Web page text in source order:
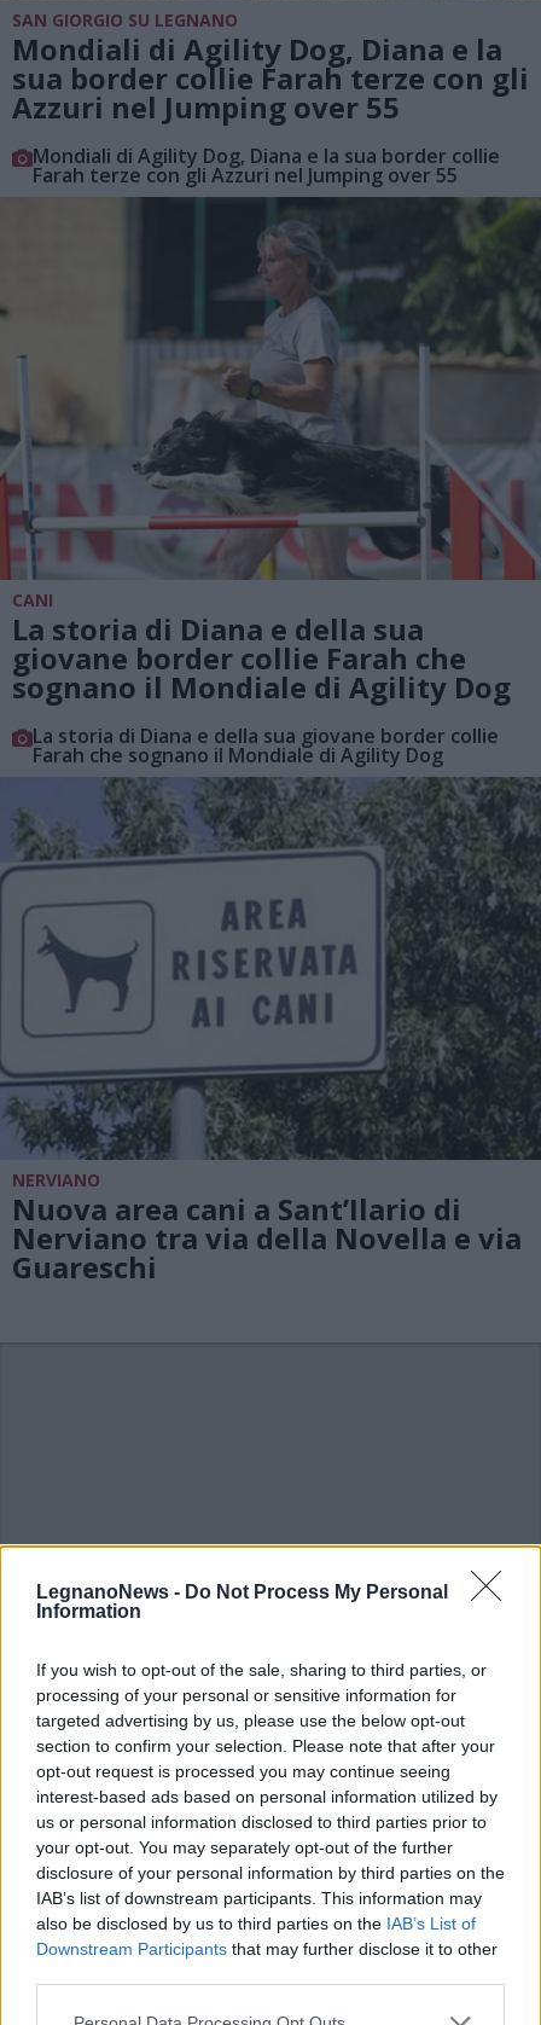
LegnanoNews - Do Not Process My Personal
Information
If you wish to opt-out of the sale, sharing to third parties, or
processing of your personal or sensitive information for
targeted advertising by us, please use the below opt-out
section to confirm your selection. Please note that after your
opt-out request is processed you may continue seeing
interest-based ads based on personal information utilized by
us or personal information disclosed to third parties prior to
your opt-out. You may separately opt-out of the further
disclosure of your personal information by third parties on the
IAB’s list of downstream participants. This information may
also be disclosed by us to third parties on the IAB’s List of
Downstream Participants that may further disclose it to other
SAN GIORGIO SU LEGNANO
Mondiali di Agility Dog, Diana e la
sua border collie Farah terze con gli
Azzuri nel Jumping over 55
Mondiali di Agility Dog, Diana e la sua border collie
Farah terze con gli Azzuri nel Jumping over 55
CANI
La storia di Diana e della sua
giovane border collie Farah che
sognano il Mondiale di Agility Dog
La storia di Diana e della sua giovane border collie
Farah che sognano il Mondiale di Agility Dog
NERVIANO
Nuova area cani a Sant’Ilario di
Nerviano tra via della Novella e via
Guareschi